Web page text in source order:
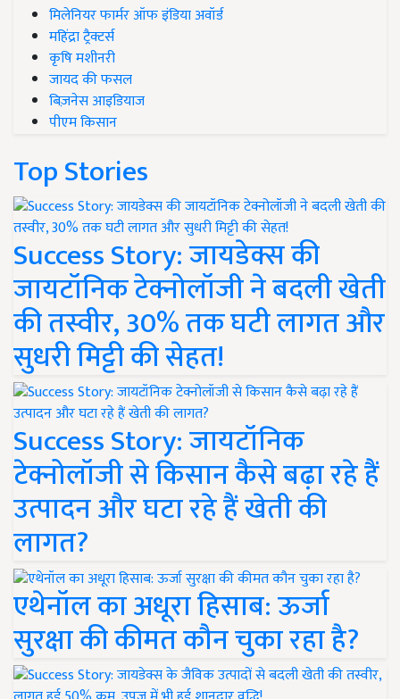
मिलेनियर फार्मर ऑफ इंडिया अवॉर्ड
महिंद्रा ट्रैक्टर्स
कृषि मशीनरी
जायद की फसल
बिज़नेस आइडियाज
पीएम किसान
Top Stories
Success Story: जायडेक्स की
जायटॉनिक टेक्नोलॉजी ने बदली खेती
की तस्वीर, 30% तक घटी लागत और
सुधरी मिट्टी की सेहत!
Success Story: जायटॉनिक
टेक्नोलॉजी से किसान कैसे बढ़ा रहे हैं
उत्पादन और घटा रहे हैं खेती की
लागत?
एथेनॉल का अधूरा हिसाब: ऊर्जा
सुरक्षा की कीमत कौन चुका रहा है?